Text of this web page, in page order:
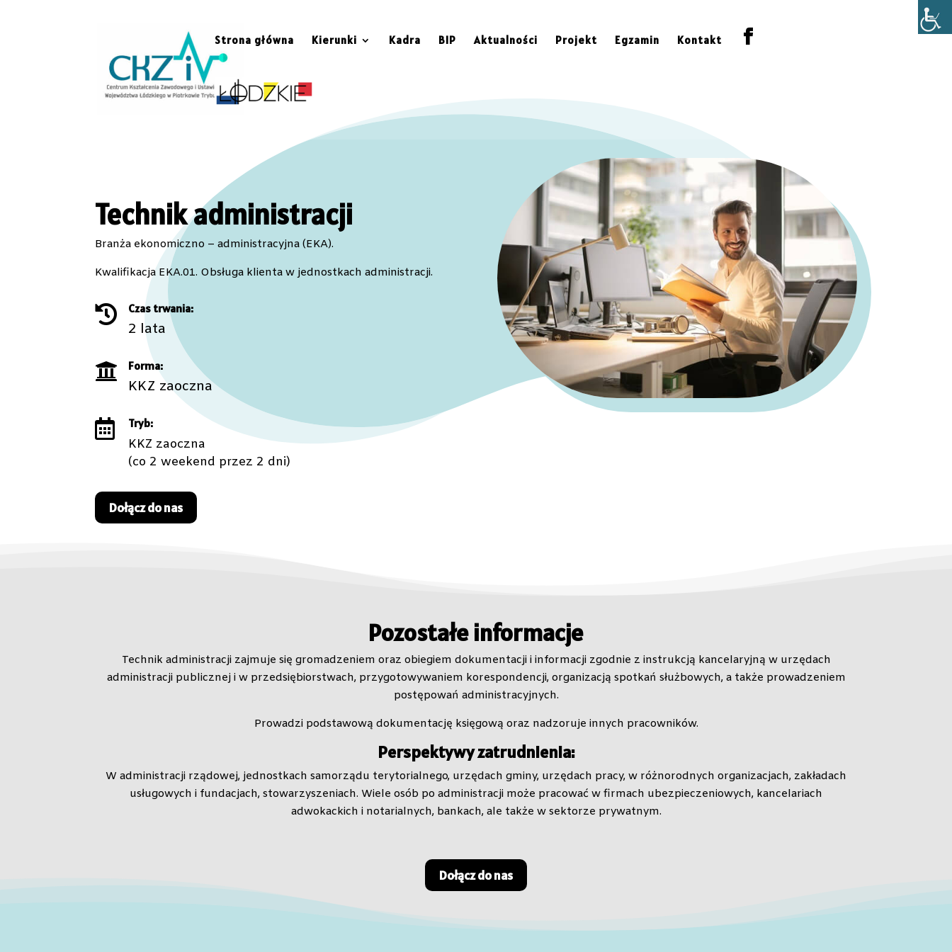
Strona główna Kierunki Kadra BIP Aktualności Projekt Egzamin Kontakt
Technik administracji
Branża ekonomiczno – administracyjna (EKA).
Kwalifikacja EKA.01. Obsługa klienta w jednostkach administracji.
 Czas trwania:
2 lata
 Forma:
KKZ zaoczna
 Tryb:
KKZ zaoczna
(co 2 weekend przez 2 dni)
Dołącz do nas
Pozostałe informacje
Technik administracji zajmuje się gromadzeniem oraz obiegiem dokumentacji i informacji zgodnie z instrukcją kancelaryjną w urzędach
administracji publicznej i w przedsiębiorstwach, przygotowywaniem korespondencji, organizacją spotkań służbowych, a także prowadzeniem
postępowań administracyjnych.
Prowadzi podstawową dokumentację księgową oraz nadzoruje innych pracowników.
Perspektywy zatrudnienia:
W administracji rządowej, jednostkach samorządu terytorialnego, urzędach gminy, urzędach pracy, w różnorodnych organizacjach, zakładach
usługowych i fundacjach, stowarzyszeniach. Wiele osób po administracji może pracować w firmach ubezpieczeniowych, kancelariach
adwokackich i notarialnych, bankach, ale także w sektorze prywatnym.
Dołącz do nas